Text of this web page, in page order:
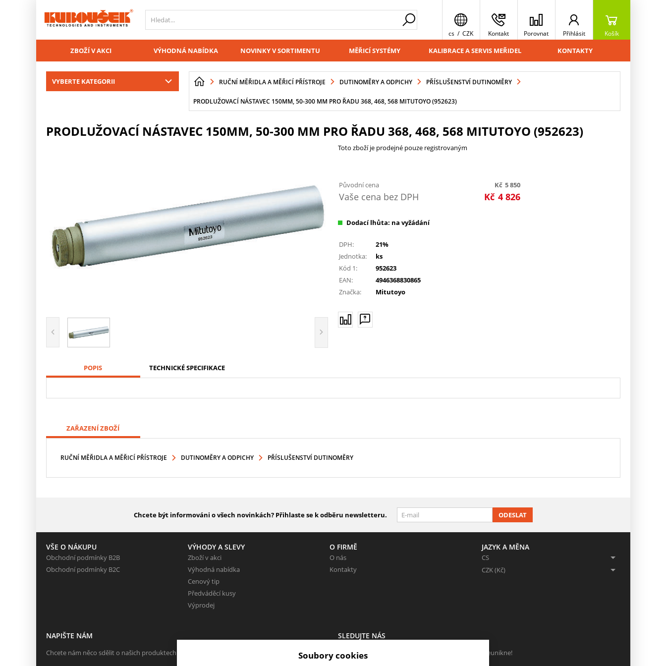
cs / CZK Kontakt Porovnat Přihlásit Košík
ZBOŽÍ V AKCI VÝHODNÁ NABÍDKA NOVINKY V SORTIMENTU MĚŘICÍ SYSTÉMY KALIBRACE A SERVIS MEŘIDEL KONTAKTY
VYBERTE KATEGORII RUČNÍ MĚŘIDLA A MĚŘICÍ PŘÍSTROJE DUTINOMĚRY A ODPICHY PŘÍSLUŠENSTVÍ DUTINOMĚRY
PRODLUŽOVACÍ NÁSTAVEC 150MM, 50-300 MM PRO ŘADU 368, 468, 568 MITUTOYO (952623)
PRODLUŽOVACÍ NÁSTAVEC 150MM, 50-300 MM PRO ŘADU 368, 468, 568 MITUTOYO (952623)
Toto zboží je prodejné pouze registrovaným
Původní cena 5 850
Kč
Vaše cena bez DPH 4 826
Kč
Dodací lhůta: na vyžádání
DPH:
21%
Jednotka:
ks
Kód 1:
952623
EAN:
4946368830865
Značka:
Mitutoyo
POPIS TECHNICKÉ SPECIFIKACE
ZAŘAZENÍ ZBOŽÍ
RUČNÍ MĚŘIDLA A MĚŘICÍ PŘÍSTROJE DUTINOMĚRY A ODPICHY PŘÍSLUŠENSTVÍ DUTINOMĚRY
Chcete být informováni o všech novinkách? Přihlaste se k odběru newsletteru. ODESLAT
VŠE O NÁKUPU
Obchodní podmínky B2B
Obchodní podmínky B2C
VÝHODY A SLEVY
Zboží v akci
Výhodná nabídka
Cenový tip
Předváděcí kusy
Výprodej
O FIRMĚ
O nás
Kontakty
JAZYK A MĚNA
CS
CZK (Kč)
NAPIŠTE NÁM
Chcete nám něco sdělit o našich produktech nebo e-shopu? Neváhejte napsat.
SLEDUJTE NÁS
Sledujte nás na všech sociálních sítích, ať Vám nic neunikne!
Soubory cookies